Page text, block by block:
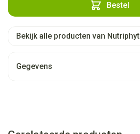
Bestel
Bekijk alle producten van Nutriphyt
Gegevens